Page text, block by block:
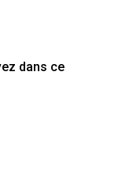
dans ce